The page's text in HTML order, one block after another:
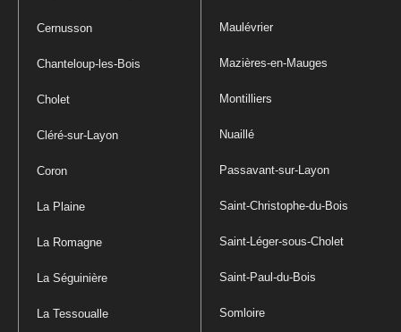
Cernusson
Chanteloup-les-Bois
Cholet
Cléré-sur-Layon
Coron
La Plaine
La Romagne
La Séguinière
La Tessoualle
Maulévrier
Mazières-en-Mauges
Montilliers
Nuaillé
Passavant-sur-Layon
Saint-Christophe-du-Bois
Saint-Léger-sous-Cholet
Saint-Paul-du-Bois
Somloire